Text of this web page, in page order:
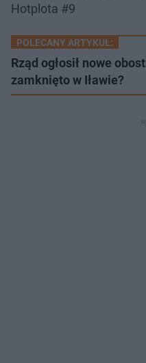
Hotplota #9
POLECANY ARTYKUŁ:
Rząd ogłosił nowe
zamknięto w Iławie?